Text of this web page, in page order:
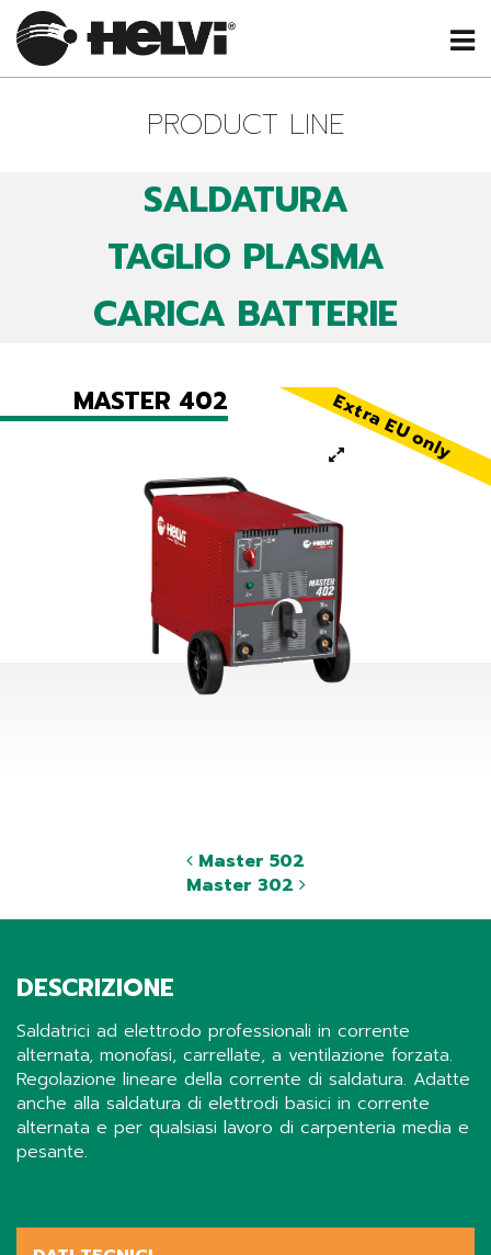
PRODUCT LINE
SALDATURA
TAGLIO PLASMA
CARICA BATTERIE
Extra EU only
MASTER 402
Master 502
Master 302
DESCRIZIONE
Saldatrici ad elettrodo professionali in corrente
alternata, monofasi, carrellate, a ventilazione forzata.
Regolazione lineare della corrente di saldatura. Adatte
anche alla saldatura di elettrodi basici in corrente
alternata e per qualsiasi lavoro di carpenteria media e
pesante.